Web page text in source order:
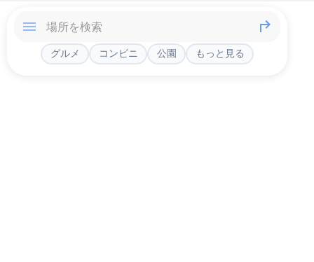
グルメ コンビニ 公園 もっと見る